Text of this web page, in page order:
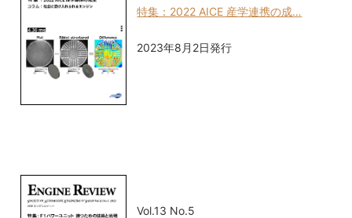
特集：2022 AICE 産学連携の成…
2023年8月2日発行
Vol.13 No.5